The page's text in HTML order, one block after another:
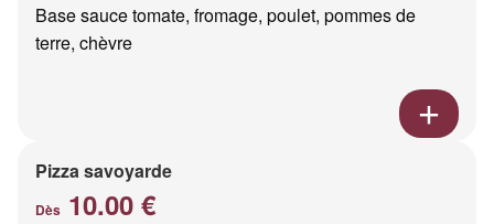
Base sauce tomate, fromage, poulet, pommes de
terre, chèvre
Pizza savoyarde
Dès 10.00 €